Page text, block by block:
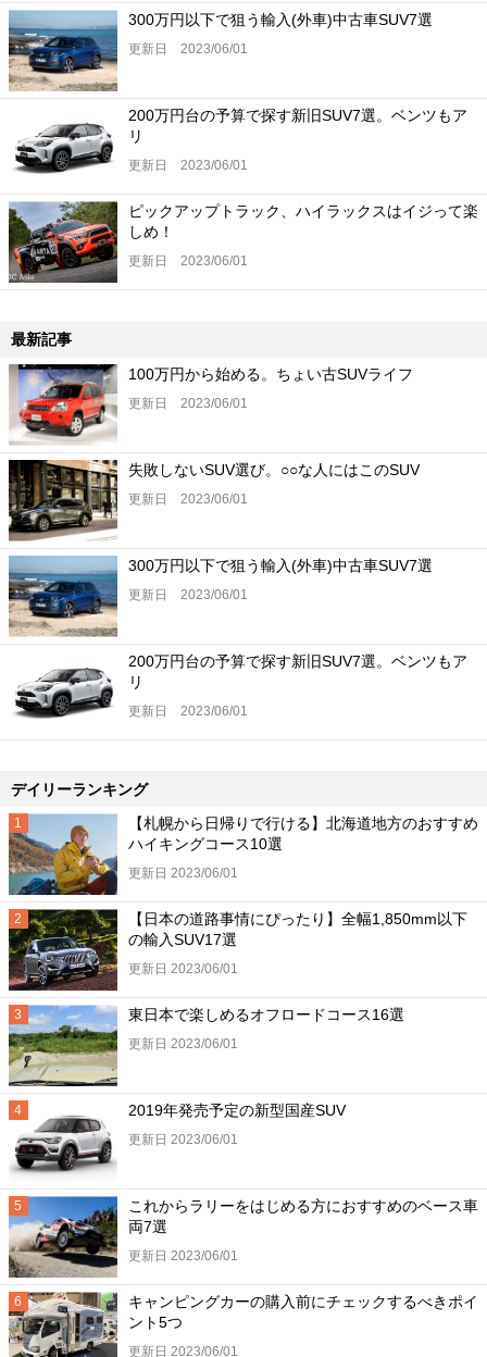
300万円以下で狙う輸入(外車)中古車SUV7選
更新日 2023/06/01
200万円台の予算で探す新旧SUV7選。ベンツもア
リ
更新日 2023/06/01
ピックアップトラック、ハイラックスはイジって楽
しめ！
更新日 2023/06/01
最新記事
100万円から始める。ちょい古SUVライフ
更新日 2023/06/01
失敗しないSUV選び。○○な人にはこのSUV
更新日 2023/06/01
300万円以下で狙う輸入(外車)中古車SUV7選
更新日 2023/06/01
200万円台の予算で探す新旧SUV7選。ベンツもア
リ
更新日 2023/06/01
デイリーランキング
【札幌から日帰りで行ける】北海道地方のおすすめ
ハイキングコース10選
更新日 2023/06/01
【日本の道路事情にぴったり】全幅1,850mm以下
の輸入SUV17選
更新日 2023/06/01
東日本で楽しめるオフロードコース16選
更新日 2023/06/01
2019年発売予定の新型国産SUV
更新日 2023/06/01
これからラリーをはじめる方におすすめのベース車
両7選
更新日 2023/06/01
キャンピングカーの購入前にチェックするべきポイ
ント5つ
更新日 2023/06/01